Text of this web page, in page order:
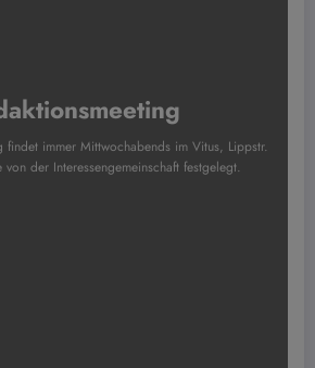
findet immer Mittwochabends im Vitus, Lippstr.
der Interessengemeinschaft festgelegt.